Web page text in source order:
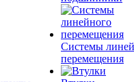
Системы
перемещения